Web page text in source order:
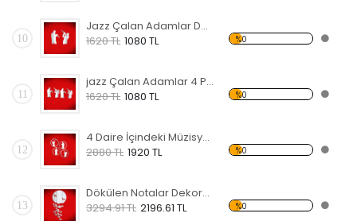
10
Jazz Çalan Adamlar Dekoratif Kırılmaz Ayna
1620 TL 1080 TL %0
11
jazz Çalan Adamlar 4 Parça Dekoratif Kırılmaz Ayna
1620 TL 1080 TL %0
12
4 Daire İçindeki Müzisyenler Dekoratif Kırılmaz Ayna
2880 TL 1920 TL %0
13
Dökülen Notalar Dekoratif Kırılmaz Ayna
3294.91 TL 2196.61 TL %0